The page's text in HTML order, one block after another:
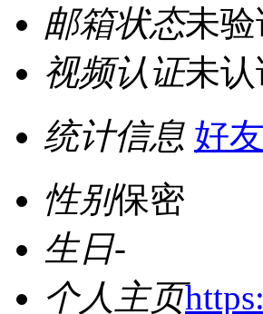
邮箱状态未验
视频认证未认
统计信息 好
性别保密
生日-
个人主页